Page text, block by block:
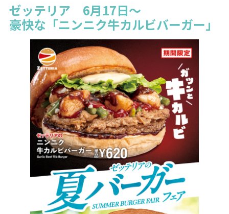
ゼッテリア 6月17日～
豪快な「ニンニク牛カルビバーガー」